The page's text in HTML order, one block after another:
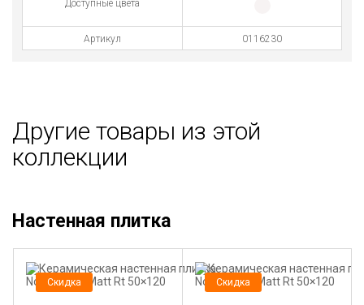
Доступные цвета
Артикул 0116230
Другие товары из этой
коллекции
Настенная плитка
Скидка Скидка